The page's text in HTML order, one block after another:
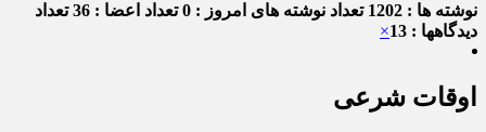
نوشته ها : 1202
تعداد نوشته های امروز : 0 تعداد اعضا : 36
تعداد
دیدگاهها : 13
×
اوقات شرعی